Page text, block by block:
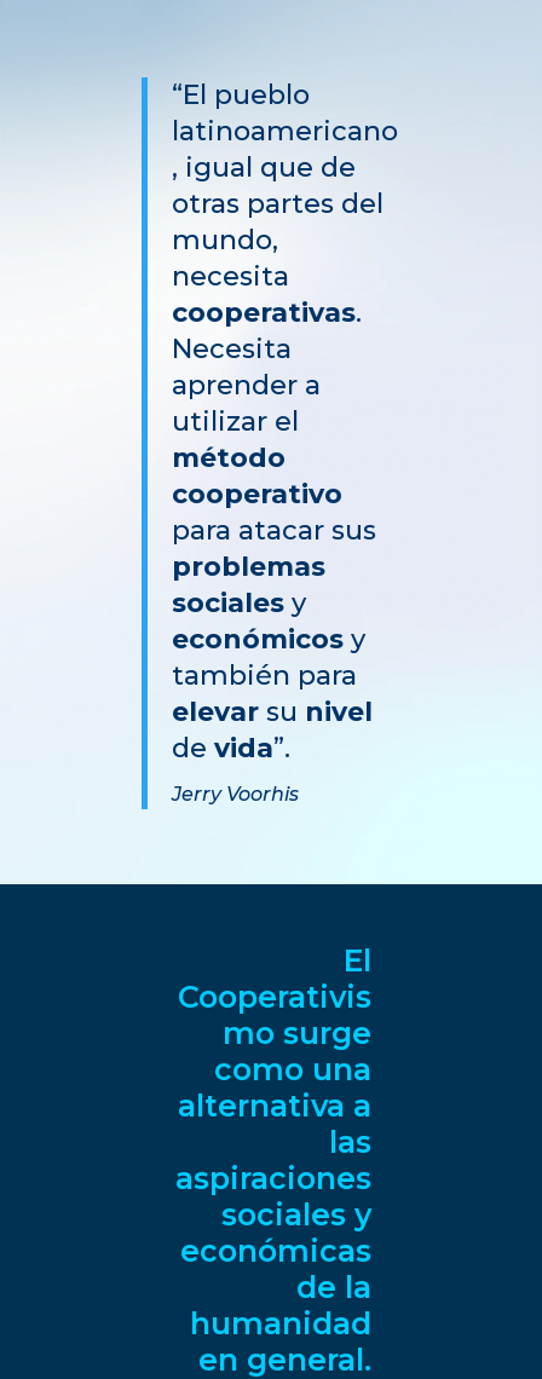
“El pueblo
latinoamericano
, igual que de
otras partes del
mundo,
necesita
cooperativas.
Necesita
aprender a
utilizar el
método
cooperativo
para atacar sus
problemas
socialesy
económicosy
también para
elevarsu nivel
de vida”.
Jerry Voorhis
El
Cooperativis
mo surge
como una
alternativa a
las
aspiraciones
sociales y
económicas
de la
humanidad
en general.